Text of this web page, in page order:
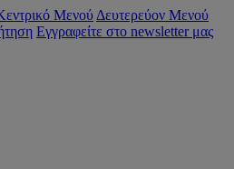
Μενού Δευτερεύον Μενού
Εγγραφείτε στο newsletter μας